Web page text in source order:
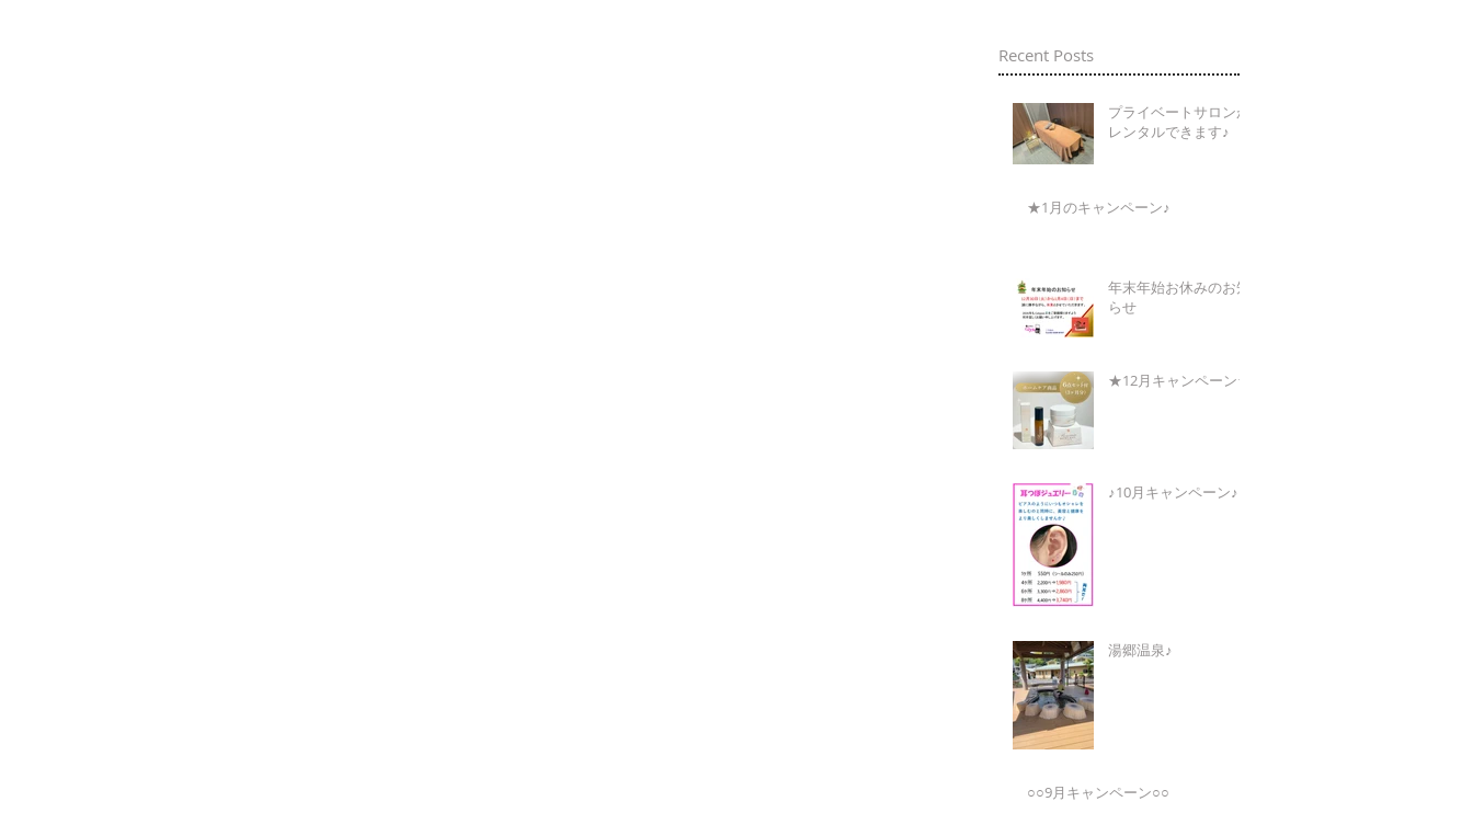
Recent Posts
プライベートサロンが
レンタルできます♪
★1月のキャンペーン♪
年末年始お休みのお知
らせ
★12月キャンペーン★
♪10月キャンペーン♪
湯郷温泉♪
○○9月キャンペーン○○